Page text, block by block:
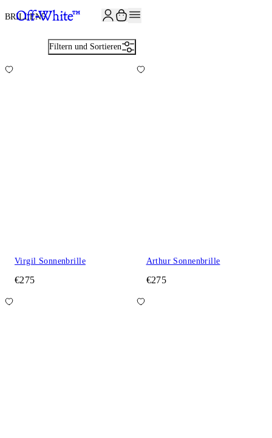
BRILLEN5
Filtern und Sortieren
Virgil Sonnenbrille
€275
Arthur Sonnenbrille
€275